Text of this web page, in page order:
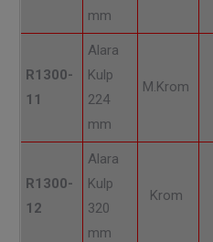
mm
R1300-
11
Alara
Kulp
224
mm
M.Krom
R1300-
12
Alara
Kulp
320
mm
Krom